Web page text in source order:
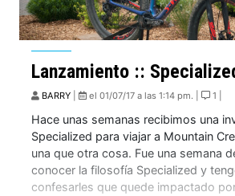
Lanzamiento ::
BARRY el 01/07/17 a las 1:14 pm. | 1 |
Hace unas semanas recibimos una
Specialized para viajar a Mountain
una que otra cosa. Fue una semana
conocer la filosofía Specialized y
confesarles que quede impactado